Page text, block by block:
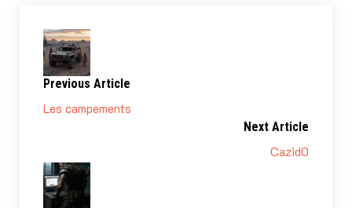
Previous Article
Les campements
Next Article
Cazid0